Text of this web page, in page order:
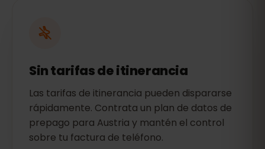
Sin tarifas de itinerancia
Las tarifas de itinerancia pueden dispararse
rápidamente. Contrata un plan de datos de
prepago para Austria y mantén el control
sobre tu factura de teléfono.